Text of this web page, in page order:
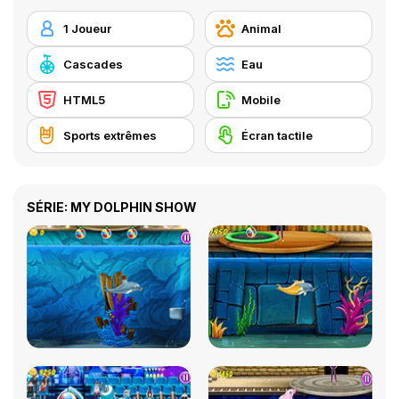
1 Joueur Animal
Cascades Eau
HTML5 Mobile
Sports extrêmes Écran tactile
SÉRIE: MY DOLPHIN SHOW